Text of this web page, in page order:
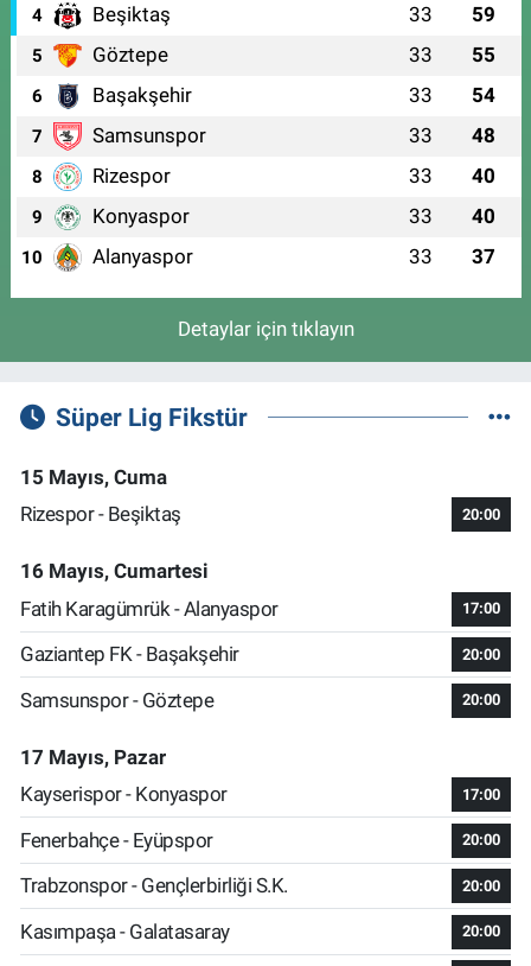
4 Beşiktaş 33 59
5 Göztepe 33 55
6 Başakşehir 33 54
7 Samsunspor 33 48
8 Rizespor 33 40
9 Konyaspor 33 40
10 Alanyaspor 33 37
Detaylar için tıklayın
Süper Lig Fikstür
15 Mayıs, Cuma
Rizespor - Beşiktaş
20:00
16 Mayıs, Cumartesi
Fatih Karagümrük - Alanyaspor
17:00
Gaziantep FK - Başakşehir 20:00
Samsunspor - Göztepe 20:00
17 Mayıs, Pazar
Kayserispor - Konyaspor
17:00
Fenerbahçe - Eyüpspor 20:00
Trabzonspor - Gençlerbirliği S.K. 20:00
Kasımpaşa - Galatasaray 20:00